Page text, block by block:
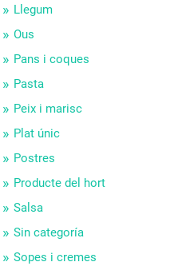
Llegum
Ous
Pans i coques
Pasta
Peix i marisc
Plat únic
Postres
Producte del hort
Salsa
Sin categoría
Sopes i cremes